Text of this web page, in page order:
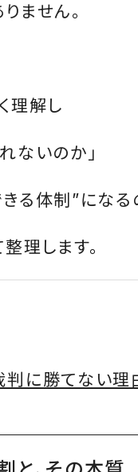
ません。
理解し
ないのか」
る体制”になる
理します。
判に勝てない理